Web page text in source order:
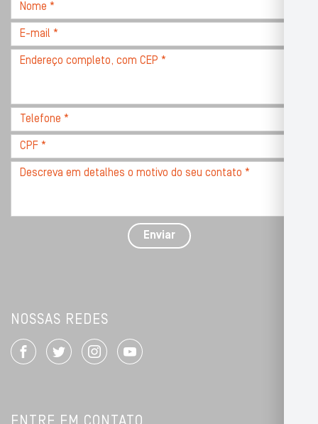
*
E-
mail
Endereço
CEP
Telefone
*
CPF
*
Descreva
com
Enviar
NOSSAS REDES